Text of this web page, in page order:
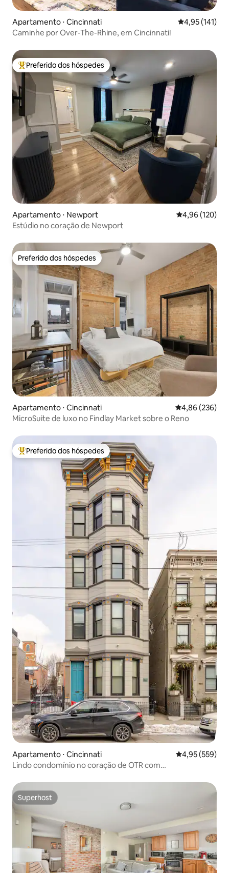
Apartamento ⋅ Cincinnati 4,95 de uma
4,95 (141)
Caminhe por Over-The-Rhine, em Cincinnati!
Entre os melhores preferidos dos hóspedes
Preferido dos hóspedes
Apartamento ⋅ Newport 4,96 de uma
4,96 (120)
Estúdio no coração de Newport
Preferido dos hóspedes
Preferido dos hóspedes
Apartamento ⋅ Cincinnati 4,86 de uma
4,86 (236)
MicroSuite de luxo no Findlay Market sobre o Reno
Entre os melhores preferidos dos hóspedes
Preferido dos hóspedes
Apartamento ⋅ Cincinnati 4,95 de uma
4,95 (559)
Lindo condomínio no coração de OTR com
Superhost
Superhost